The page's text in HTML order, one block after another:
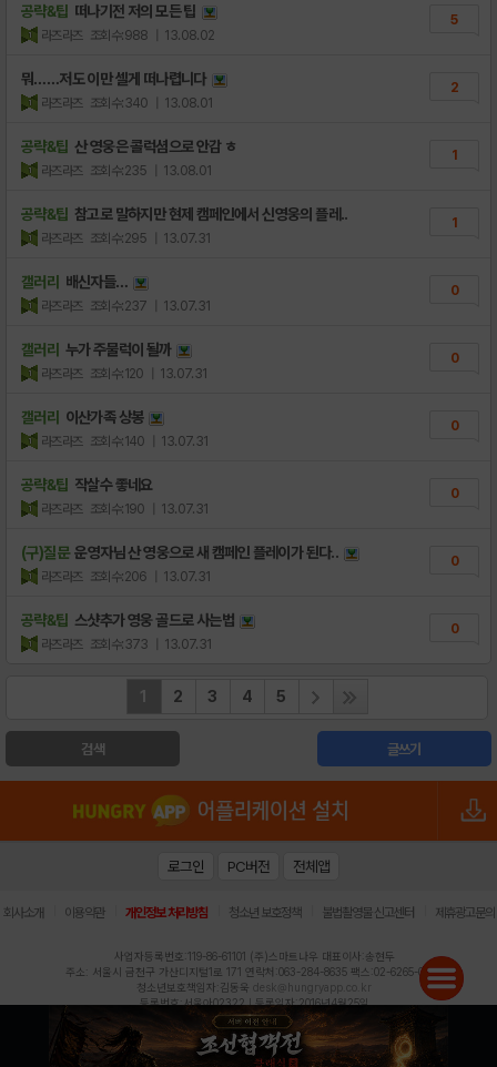
공략&팁 떠나기전 저의 모든 팁
라즈라즈 조회수:988 | 13.08.02
5
뭐……저도 이만 셀게 떠나렵니다
라즈라즈 조회수:340 | 13.08.01
2
공략&팁 산 영웅은 콜럭셤으로 안감 ㅎ
라즈라즈 조회수:235 | 13.08.01
1
공략&팁 참고로 말하지만 현제 캠페인에서 신영웅의 플레..
라즈라즈 조회수:295 | 13.07.31
1
갤러리 배신자들…
라즈라즈 조회수:237 | 13.07.31
0
갤러리 누가 주물럭이 될까
라즈라즈 조회수:120 | 13.07.31
0
갤러리 이산가족 상봉
라즈라즈 조회수:140 | 13.07.31
0
공략&팁 작살수 좋네요
라즈라즈 조회수:190 | 13.07.31
0
(구)질문 운영자님 산 영웅으로 새 캠페인 플레이가 된다..
라즈라즈 조회수:206 | 13.07.31
0
공략&팁 스샷추가 영웅 골드로 사는법
라즈라즈 조회수:373 | 13.07.31
0
1 2 3 4 5
검색 글쓰기
로그인 PC버전 전체앱
회사소개 이용약관 개인정보 처리방침 청소년 보호정책 불법촬영물 신고센터 제휴광고문의
사업자등록번호:119-86-61101 (주)스마트나우 대표이사:송현두
주소: 서울시 금천구 가산디지털1로 171 연락처:063-284-8635 팩스:02-6265-0377
청소년보호책임자:김동욱 desk@hungryapp.co.kr
등록번호:서울아02322 | 등록일자:2016년4월25일
발행인:(주)스마트나우 송현두 | 편집인:김동욱
헝그리앱의 콘텐츠 및 기사는 저작권법의 보호를 받으므로, 무단 전재, 복사, 배포 등을 금합니다.